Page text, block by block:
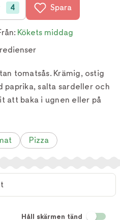
4 Spara
Kökets middag
tomatsås. Krämig, ostig
paprika, salta sardeller och
att baka i ugnen eller på
Pizza
Håll skärmen tänd